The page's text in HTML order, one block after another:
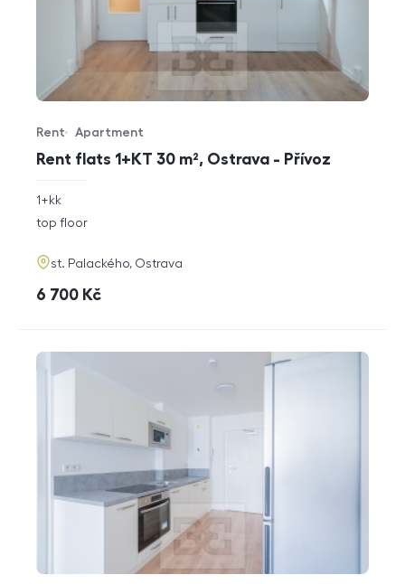
Rent flats 1+KT 30 m², Ostrava - Přívoz
Offer type
Rent
Property type
Apartment
rozměry
1+kk
funkce
top floor
adresa
st. Palackého, Ostrava
cena
6 700 Kč